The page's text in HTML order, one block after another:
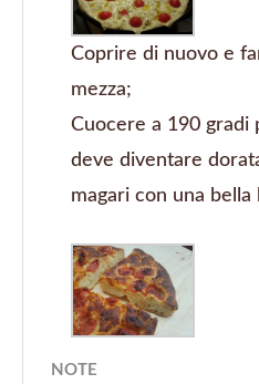
Coprire di nuovo e
mezza;
Cuocere a 190
deve diventare
magari con una bella
NOTE